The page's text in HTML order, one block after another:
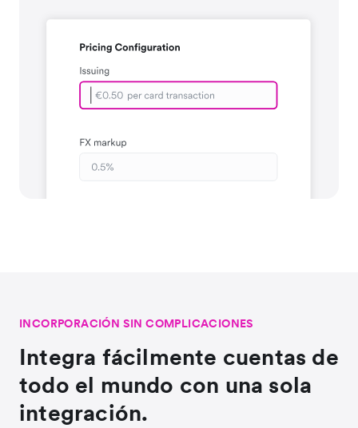
INCORPORACIÓN SIN COMPLICACIONES
Integra fácilmente cuentas de
todo el mundo con una sola
integración.